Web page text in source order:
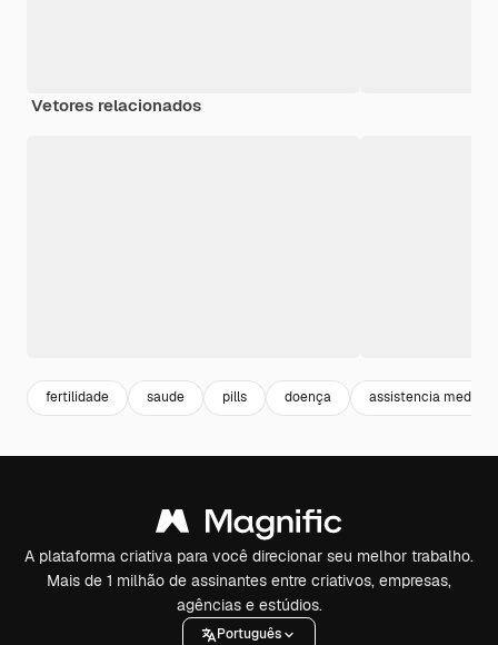
Vetores relacionados
fertilidade saude pills doença assistencia medica
A plataforma criativa para você direcionar seu melhor trabalho.
Mais de 1 milhão de assinantes entre criativos, empresas,
agências e estúdios.
Português